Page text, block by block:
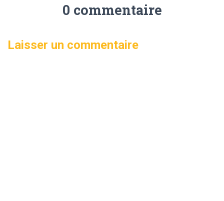
0 commentaire
Laisser un commentaire